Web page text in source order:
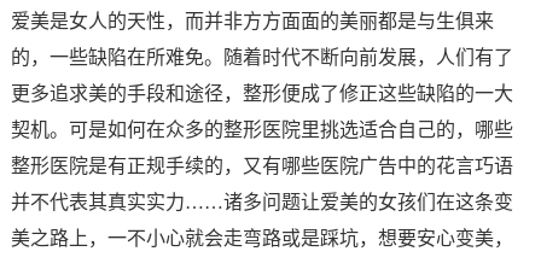
爱美是女人的天性，而并非方方面面的美丽都是与生俱来
的，一些缺陷在所难免。随着时代不断向前发展，人们有了
更多追求美的手段和途径，整形便成了修正这些缺陷的一大
契机。可是如何在众多的整形医院里挑选适合自己的，哪些
整形医院是有正规手续的，又有哪些医院广告中的花言巧语
并不代表其真实实力……诸多问题让爱美的女孩们在这条变
美之路上，一不小心就会走弯路或是踩坑，想要安心变美，